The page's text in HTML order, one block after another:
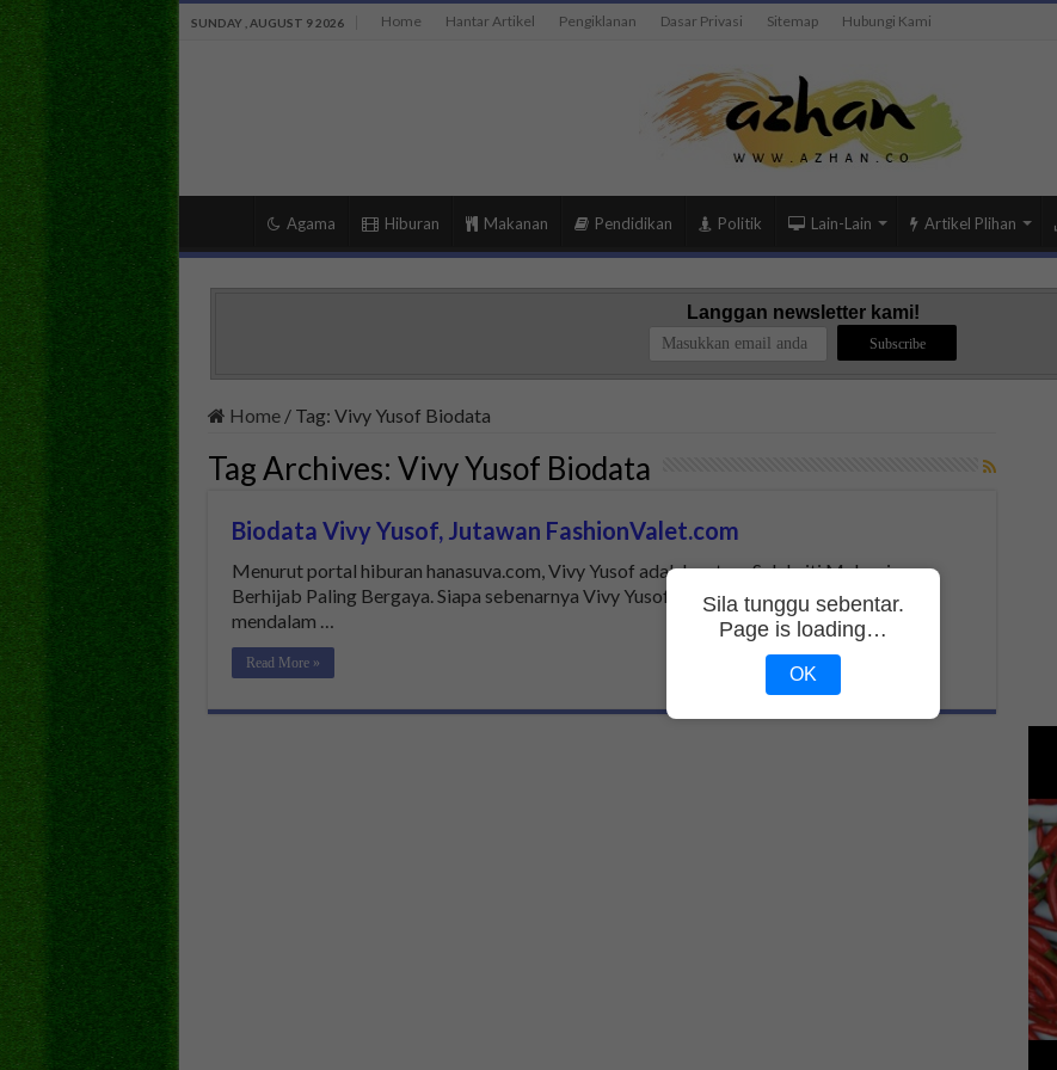
SUNDAY , AUGUST 9 2026 Home Hantar Artikel Pengiklanan Dasar Privasi Sitemap Hubungi Kami
Agama Hiburan Makanan Pendidikan Politik Lain-Lain Artikel Plihan
Langgan newsletter kami!
Home / Tag: Vivy Yusof Biodata
Tag Archives: Vivy Yusof Biodata
Biodata Vivy Yusof, Jutawan FashionValet.com
Menurut portal hiburan hanasuva.com, Vivy Yusof adalah antara Selebriti Malaysia
Berhijab Paling Bergaya. Siapa sebenarnya Vivy Yusof? Bermula dengan minat yang
mendalam …
Read More »
Sila tunggu sebentar.
Page is loading…
OK